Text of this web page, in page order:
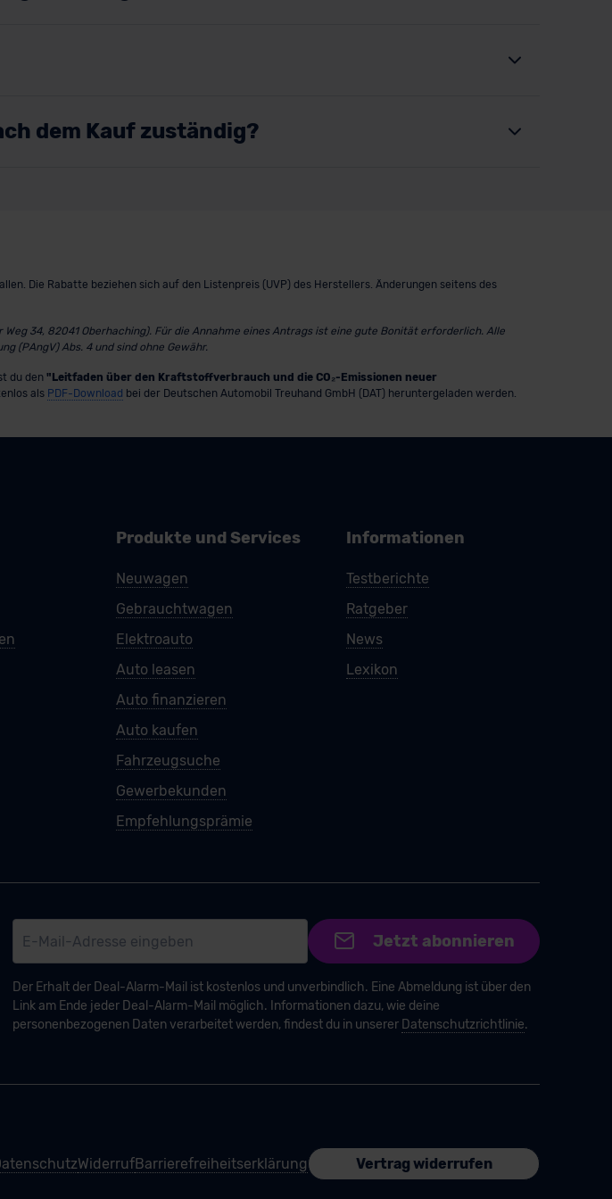
dem Kauf zuständig?
Die Rabatte beziehen sich auf den Listenpreis (UVP) des Herstellers. Änderungen seitens des
34, 82041 Oberhaching). Für die Annahme eines Antrags ist eine gute Bonität erforderlich. Alle
(PAngV) Abs. 4 und sind ohne Gewähr.
du den "Leitfaden über den Kraftstoffverbrauch und die CO₂-Emissionen neuer
als PDF-Download bei der Deutschen Automobil Treuhand GmbH (DAT) heruntergeladen werden.
Produkte und Services
Neuwagen
Gebrauchtwagen
Elektroauto
Auto leasen
Auto finanzieren
Auto kaufen
Fahrzeugsuche
Gewerbekunden
Empfehlungsprämie
Informationen
Testberichte
Ratgeber
News
Lexikon
Jetzt abonnieren
Der Erhalt der Deal-Alarm-Mail ist kostenlos und unverbindlich. Eine Abmeldung ist über den
Link am Ende jeder Deal-Alarm-Mail möglich. Informationen dazu, wie deine
personenbezogenen Daten verarbeitet werden, findest du in unserer Datenschutzrichtlinie.
WiderrufBarrierefreiheitserklärung Vertrag widerrufen